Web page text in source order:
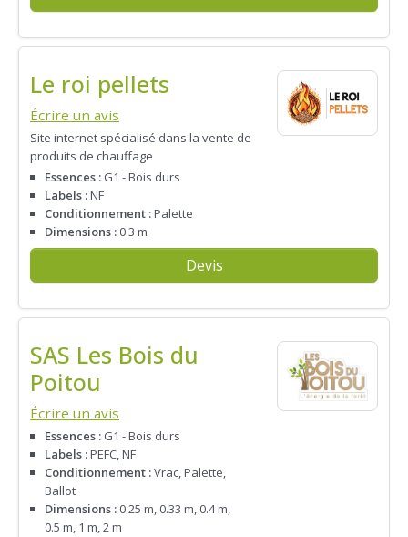
Le roi pellets
Écrire un avis
Site internet spécialisé dans la vente de
produits de chauffage
Essences : G1 - Bois durs
Labels :NF
Conditionnement :Palette
Dimensions : 0.3 m
Devis
SAS Les Bois du
Poitou
Écrire un avis
Essences : G1 - Bois durs
Labels :PEFC, NF
Conditionnement :Vrac, Palette,
Ballot
Dimensions : 0.25 m, 0.33 m, 0.4 m,
0.5 m, 1 m, 2 m